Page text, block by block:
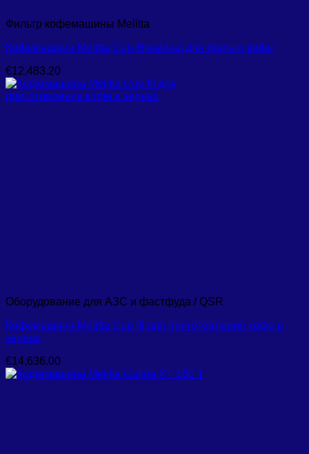
Фильтр кофемашины Melitta
Кофемашина Melitta Cup-Breakfast для фильтр кофе
€12,483.20
Оборудование для АЗС и фастфуда / QSR
Кофемашина Melitta Cup III для приготовления кофе в
зернах
€14,636.00